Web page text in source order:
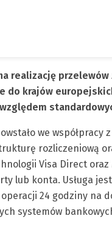
realizację przelewów
do krajów
we współpracy
rozliczeniową
Visa Direct oraz
lub konta. Usługa
24 godziny na
systemów